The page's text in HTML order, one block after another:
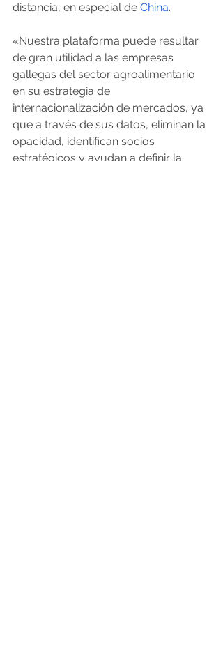
distancia, en especial de China.
«Nuestra plataforma puede resultar
de gran utilidad a las empresas
gallegas del sector agroalimentario
en su estrategia de
internacionalización de mercados, ya
que a través de sus datos, eliminan la
opacidad, identifican socios
estratégicos y ayudan a definir la